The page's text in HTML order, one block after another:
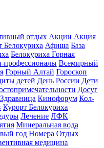
отдых Акции Акция
Афиша База
Белокуриха Горная
профессионалы Всемирный
Горный Алтай Гороскоп
детей День России Дети
Досуг
Здравница Кинофорум Кол-
Курорт Белокуриха
Лечение ЛФК
Минеральная вода
год Номера Отдых
медицина